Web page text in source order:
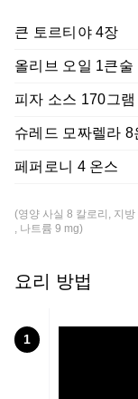
큰 토르티야 4장
올리브 오일 1큰술
피자 소스 170그램
슈레드 모짜렐라 8
페퍼로니 4 온스
(영양 사실 8 칼로리, 지
, 나트륨 9 mg)
요리 방법
1